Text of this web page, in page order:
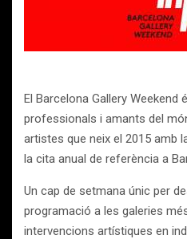
El Barcelona Gallery Weekend
professionals i amants del
artistes que neix el 2015 amb
la cita anual de referència a
Un cap de setmana únic per
programació a les galeries
intervencions artístiques en